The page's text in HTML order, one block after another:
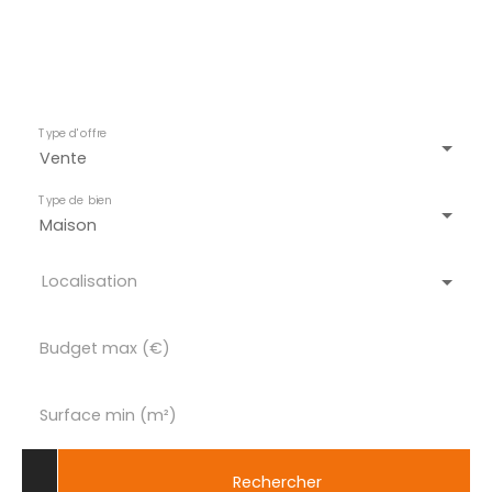
Vente
Type d'offre
Maison
Type de bien
Localisation
Budget max (€)
Surface min (m²)
Rechercher